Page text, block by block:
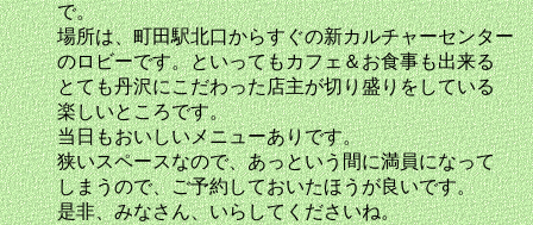
で。
場所は、町田駅北口からすぐの新カルチャーセンター
のロビーです。といってもカフェ＆お食事も出来る
とても丹沢にこだわった店主が切り盛りをしている
楽しいところです。
当日もおいしいメニューありです。
狭いスペースなので、あっという間に満員になって
しまうので、ご予約しておいたほうが良いです。
是非、みなさん、いらしてくださいね。